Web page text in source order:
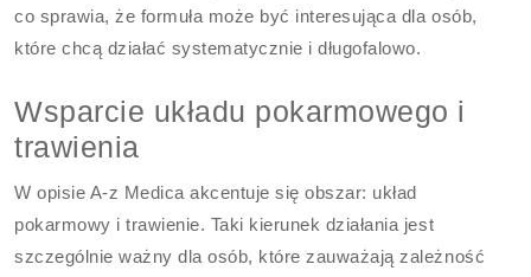
co sprawia, że formuła może być interesująca dla osób,
które chcą działać systematycznie i długofalowo.
Wsparcie układu pokarmowego i
trawienia
W opisie A-z Medica akcentuje się obszar: układ
pokarmowy i trawienie. Taki kierunek działania jest
szczególnie ważny dla osób, które zauważają zależność